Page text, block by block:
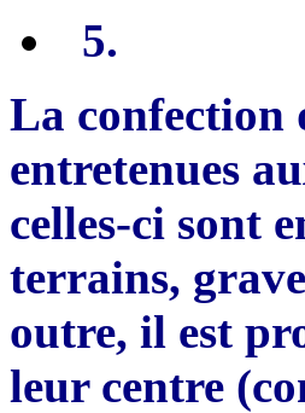
5.
La confection
entretenues
celles-ci sont
terrains,
outre, il est
leur centre (c